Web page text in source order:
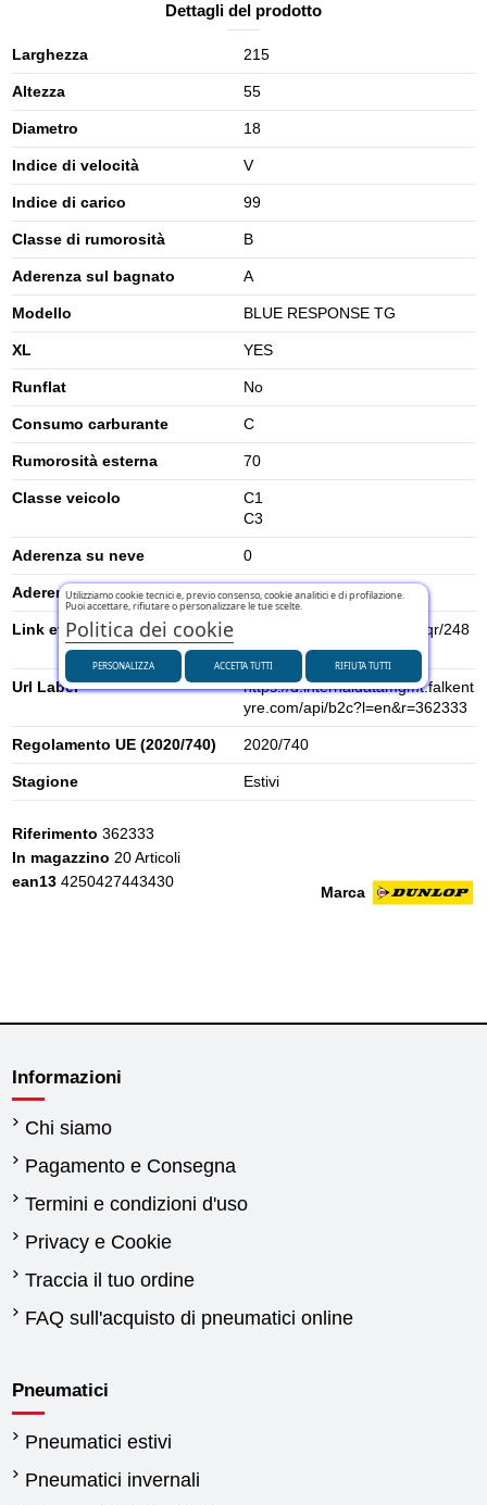
Dettagli del prodotto
Larghezza 215
Altezza 55
Diametro 18
Indice di velocità V
Indice di carico 99
Classe di rumorosità B
Aderenza sul bagnato A
Modello BLUE RESPONSE TG
XL YES
Runflat No
Consumo carburante C
Rumorosità esterna 70
Classe veicolo
C1
C3
Aderenza su neve 0
Aderenza su ghiaccio 0
Link etichetta energetica UE
https://eprel.ec.europa.eu/qr/248
7774
Url Label
https://d.internaldatamgmt.falkent
yre.com/api/b2c?l=en&r=362333
Regolamento UE (2020/740) 2020/740
Stagione Estivi
Marca
Riferimento 362333
In magazzino 20 Articoli
ean13 4250427443430
Informazioni
Chi siamo
Pagamento e Consegna
Termini e condizioni d'uso
Privacy e Cookie
Traccia il tuo ordine
FAQ sull'acquisto di pneumatici online
Pneumatici
Pneumatici estivi
Pneumatici invernali
Utilizziamo cookie tecnici e, previo consenso, cookie analitici e di profilazione.
Puoi accettare, rifiutare o personalizzare le tue scelte.
Politica dei cookie
PERSONALIZZA RIFIUTA TUTTI
ACCETTA TUTTI